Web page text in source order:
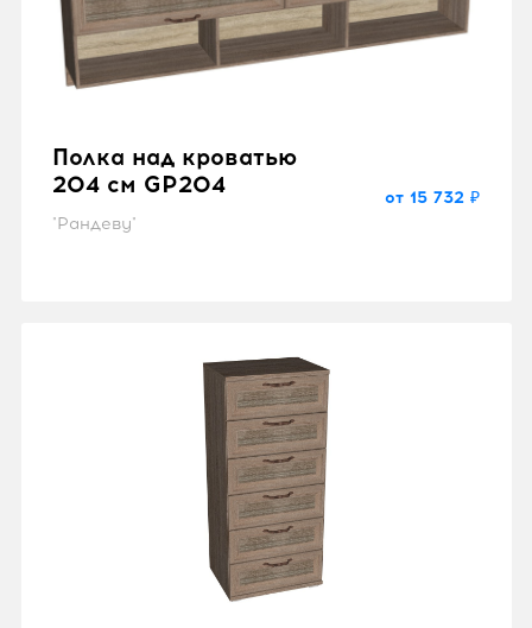
Полка над кроватью
204 см GP204
"Рандеву"
от 15 732 ₽